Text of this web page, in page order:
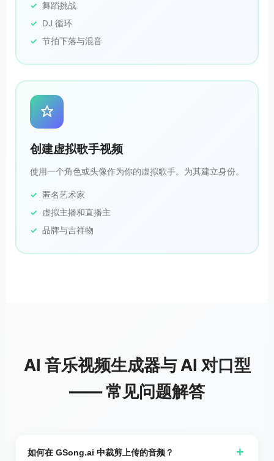
舞蹈挑战
DJ 循环
节拍下落与混音
创建虚拟歌手视频
使用一个角色或头像作为你的虚拟歌手。为其建立身份。
匿名艺术家
虚拟主播和直播主
品牌与吉祥物
AI 音乐视频生成器与 AI 对口型
—— 常见问题解答
如何在 GSong.ai 中裁剪上传的音频？ +